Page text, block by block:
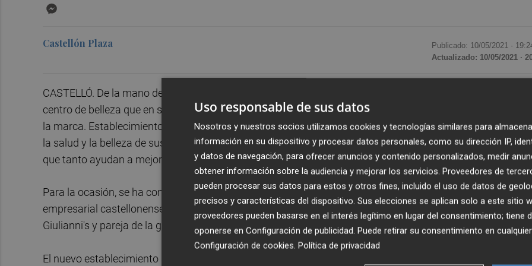
Castellón Plaza Publicado: 10/05/2021 ·
Actualizado: 10/05/2021 ·
CASTELLÓ. De la mano de Johana Puerto, Castelló ha sido escenario este lunes del estreno de Rosi Uñas,
centro de belleza que en su puesta de largo ha contado con la asistencia de un nutrido grupo de amigos de
la marca. Establecimiento especializado en estética cuenta con los más modernos servicios para el
la salud y la belleza de sus clientes, como así se pone de manifiesto en su amplio catálogo de
que tanto ayudan a mejorar la imagen de los usuarios.
Para la ocasión, se ha contado además con la presencia de caras conocidas del escaparate social y
empresarial castellonense, como es el caso de Álvaro Amores, propietario de la cadena de restauración
Giulianni's y pareja de la gerente del establecimiento, además de otros amigos y profesionales del sector.
El nuevo establecimiento se encuentra situado en la calle Bayer, número 16 de Castelló y dispone de los
Uso responsable de sus datos
Nosotros y nuestros socios utilizamos cookies y tecnologías similares para
información en su dispositivo y procesar datos personales, como su dirección IP,
y datos de navegación, para ofrecer anuncios y contenido personalizados, medir
obtener información sobre la audiencia y mejorar los servicios. Proveedores de
pueden procesar sus datos para estos y otros fines, incluido el uso de datos de
precisos y características del dispositivo. Sus elecciones se aplican solo a este sitio
proveedores pueden basarse en el interés legítimo en lugar del consentimiento; tiene
oponerse en Configuración de publicidad. Puede retirar su consentimiento en
Configuración de cookies. Política de privacidad